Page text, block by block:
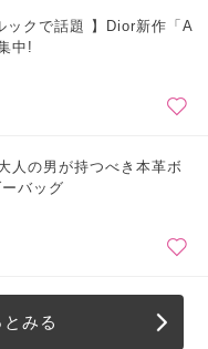
ックで話題 】Dior新作「A
中!
人の男が持つべき本革ボ
バッグ
みる